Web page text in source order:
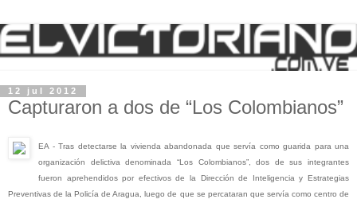
12 jul 2012
Capturaron a dos de “Los Colombianos”
EA - Tras detectarse la vivienda abandonada que servía como guarida para una
organización delictiva denominada “Los Colombianos”, dos de sus integrantes
fueron aprehendidos por efectivos de la Dirección de Inteligencia y Estrategias
Preventivas de la Policía de Aragua, luego de que se percataran que servía como centro de